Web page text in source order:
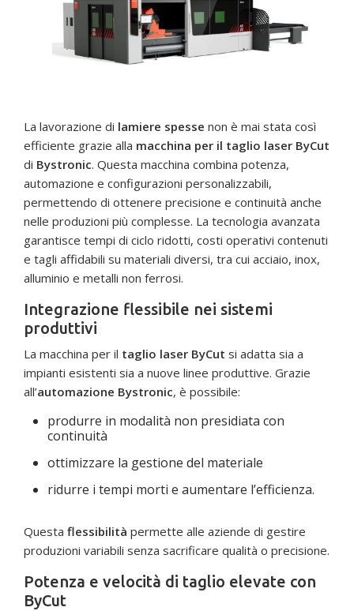
La lavorazione di lamiere spesse non è mai stata così
efficiente grazie alla macchina per il taglio laser ByCut
di Bystronic. Questa macchina combina potenza,
automazione e configurazioni personalizzabili,
permettendo di ottenere precisione e continuità anche
nelle produzioni più complesse. La tecnologia avanzata
garantisce tempi di ciclo ridotti, costi operativi contenuti
e tagli affidabili su materiali diversi, tra cui acciaio, inox,
alluminio e metalli non ferrosi.
Integrazione flessibile nei sistemi
produttivi
La macchina per il taglio laser ByCut si adatta sia a
impianti esistenti sia a nuove linee produttive. Grazie
all’automazione Bystronic, è possibile:
produrre in modalità non presidiata con
continuità
ottimizzare la gestione del materiale
ridurre i tempi morti e aumentare l’efficienza.
Questa flessibilità permette alle aziende di gestire
produzioni variabili senza sacrificare qualità o precisione.
Potenza e velocità di taglio elevate con
ByCut